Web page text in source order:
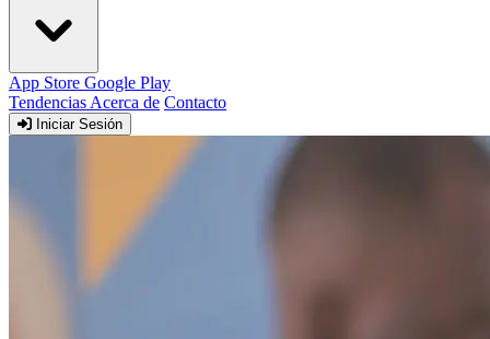
App Store Google Play
Tendencias Acerca de Contacto
Iniciar Sesión